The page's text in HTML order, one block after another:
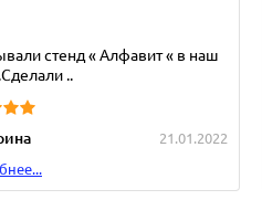
стенд « Алфавит « в наш
..
21.01.2022